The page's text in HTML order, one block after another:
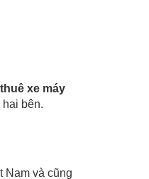
xe máy
bên.
Nam và cũng